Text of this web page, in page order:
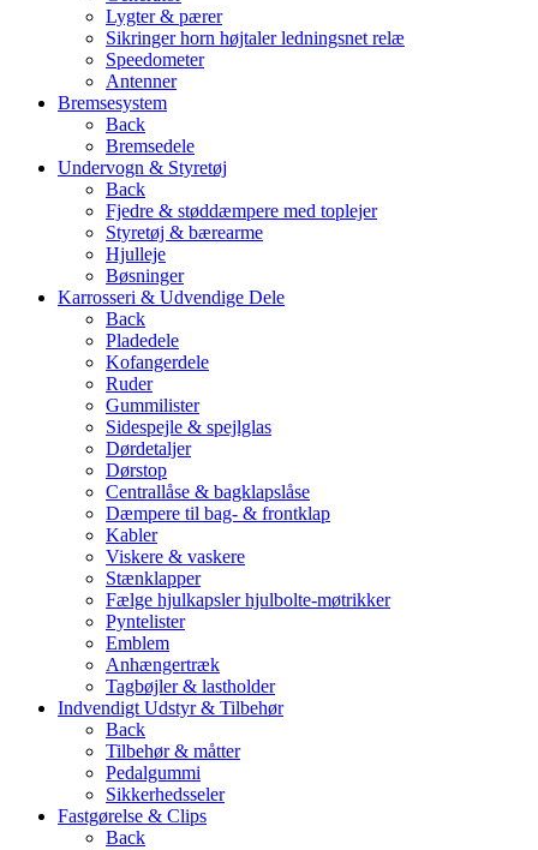
Lygter & pærer
Sikringer horn højtaler ledningsnet relæ
Speedometer
Antenner
Bremsesystem
Back
Bremsedele
Undervogn & Styretøj
Back
Fjedre & støddæmpere med toplejer
Styretøj & bærearme
Hjulleje
Bøsninger
Karrosseri & Udvendige Dele
Back
Pladedele
Kofangerdele
Ruder
Gummilister
Sidespejle & spejlglas
Dørdetaljer
Dørstop
Centrallåse & bagklapslåse
Dæmpere til bag- & frontklap
Kabler
Viskere & vaskere
Stænklapper
Fælge hjulkapsler hjulbolte-møtrikker
Pyntelister
Emblem
Anhængertræk
Tagbøjler & lastholder
Indvendigt Udstyr & Tilbehør
Back
Tilbehør & måtter
Pedalgummi
Sikkerhedsseler
Fastgørelse & Clips
Back